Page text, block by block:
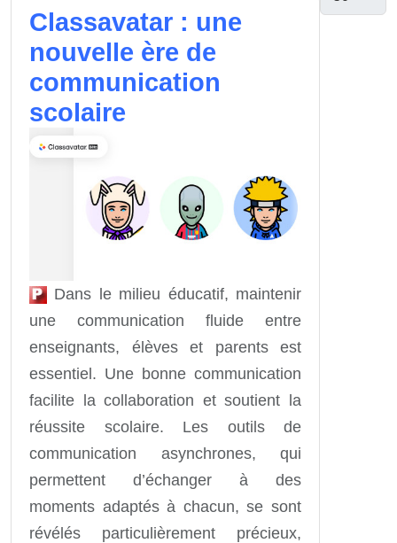
Classavatar : une
nouvelle ère de
communication
scolaire
Dans le milieu éducatif, maintenir
une communication fluide entre
enseignants, élèves et parents est
essentiel. Une bonne communication
facilite la collaboration et soutient la
réussite scolaire. Les outils de
communication asynchrones, qui
permettent d’échanger à des
moments adaptés à chacun, se sont
révélés particulièrement précieux,